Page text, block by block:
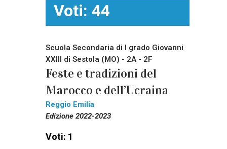
Voti: 44
Scuola Secondaria di I grado Giovanni
XXIII di Sestola (MO) - 2A - 2F
Feste e tradizioni del
Marocco e dell’Ucraina
Reggio Emilia
Edizione 2022-2023
Voti: 1